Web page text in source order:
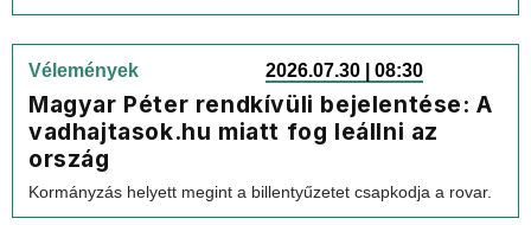
Vélemények 2026.07.30 | 08:30
Magyar Péter rendkívüli bejelentése: A
vadhajtasok.hu miatt fog leállni az
ország
Kormányzás helyett megint a billentyűzetet csapkodja a rovar.